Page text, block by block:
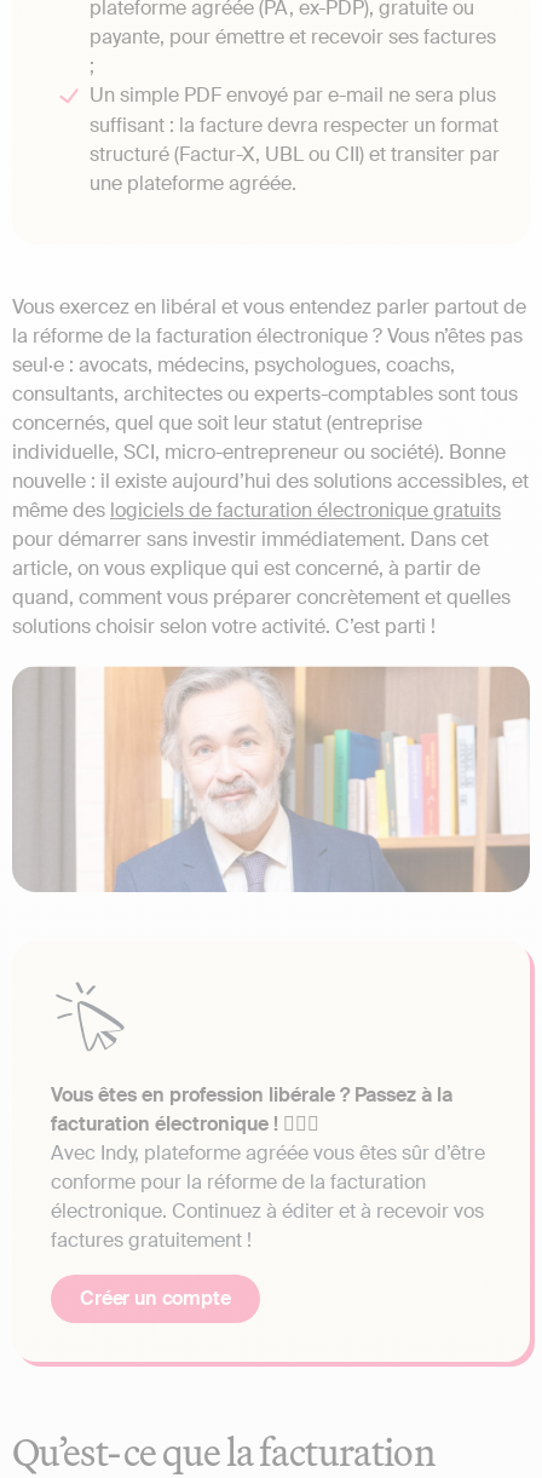
plateforme agréée (PA, ex-PDP), gratuite ou
payante, pour émettre et recevoir ses factures
;
Un simple PDF envoyé par e-mail ne sera plus
suffisant : la facture devra respecter un format
structuré (Factur-X, UBL ou CII) et transiter par
une plateforme agréée.
Vous exercez en libéral et vous entendez parler partout de
la réforme de la facturation électronique ? Vous n’êtes pas
seul·e : avocats, médecins, psychologues, coachs,
consultants, architectes ou experts-comptables sont tous
concernés, quel que soit leur statut (entreprise
individuelle, SCI, micro-entrepreneur ou société). Bonne
nouvelle : il existe aujourd’hui des solutions accessibles, et
même des logiciels de facturation électronique gratuits
pour démarrer sans investir immédiatement. Dans cet
article, on vous explique qui est concerné, à partir de
quand, comment vous préparer concrètement et quelles
solutions choisir selon votre activité. C’est parti !
Vous êtes en profession libérale ? Passez à la
facturation électronique ! 👩🏼‍⚕️
Avec Indy, plateforme agréée vous êtes sûr d’être
conforme pour la réforme de la facturation
électronique. Continuez à éditer et à recevoir vos
factures gratuitement !
Créer un compte
Qu’est-ce que la facturation